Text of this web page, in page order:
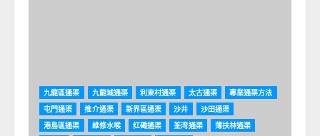
九龍區通渠 九龍城通渠 利東村通渠 太古通渠
專業通渠方法
屯門通渠
推介通渠 新界區通渠 沙井
沙田通渠
港島區通渠
維修水喉 红磡通渠 荃湾通渠
薄扶林通渠